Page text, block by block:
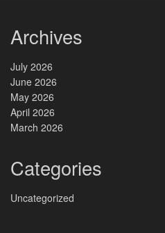
Archives
July 2026
June 2026
May 2026
April 2026
March 2026
Categories
Uncategorized